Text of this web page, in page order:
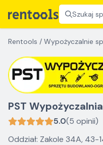
Szukaj
Rentools / Wypożyczalnie
PST Wypożyczalnia
5.0(5 opinii)
Oddział: Zakole 34A, 43-